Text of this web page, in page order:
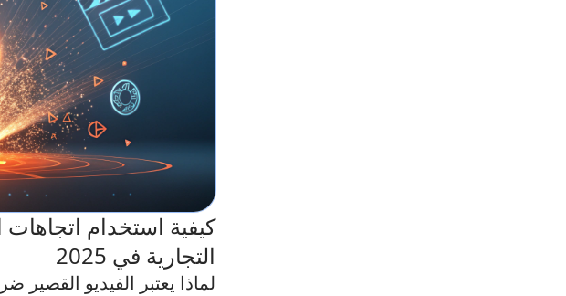
كيفية استخدام اتجاهات
التجارية في 2025
لماذا يعتبر الفيديو القصير